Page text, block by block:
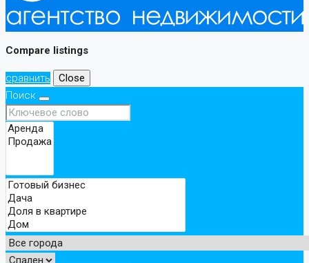
Compare listings
сравнить
Close
Поиск